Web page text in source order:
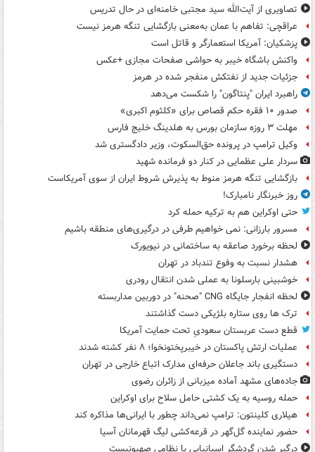
تصاویری از آیت‌الله سید مجتبی خامنه‌ای در حال تدریس
عراقچی: تفاهم با عمان به‌معنی بازگشایی تنگه هرمز نیست
پزشکیان: آمریکا استعمارگر و قاتل است
واکنش باشگاه خیبر به حواشی صفحات مجازی +عکس
جزئیات جدید از نفتکش منفجر شده در هرمز
راهبرد ایران "پنتاگون" را شکست می‌دهد
صدور ۱۰ فقره حکم قصاص برای «کلثوم اکبری»
مهلت ۳ روزه سازمان بورس به هلدینگ خلیج فارس
وکیل ترامپ در پرونده حق‌السکوت، وزیر دادگستری شد
سردار علی عظمایی در کنار دو فرمانده شهید
بازگشایی تنگه هرمز منوط به پذیرش شروط ایران از سوی آمریکاست
روز خبرنگار نامبارک!
حتی اوکراین هم به ترکیه حمله کرد
مسرور بارزانی: نمی خواهیم طرفی در درگیری‌های منطقه باشیم
لحظه برخورد صاعقه به ساختمانی در نیویورک
هشدار نسبت به وفوع تندباد در تهران
خوشبینی بارسلونا به عملی شدن انتقال رودری
لحظه انفجار جایگاه CNG "صحنه" در دوربین مداربسته
ترک ها روی ستاره بلژیکی دست گذاشتند
قطع دست عربستان سعودیِ تحت حمایت آمریکا
عملیات ارتش پاکستان در خیبرپختونخوا؛ ۸ نفر کشته شدند
دستگیری باند جاعلان حرفه‌ای مدارک اتباع خارجی در تهران
جاده‌های مشهد آماده میزبانی از زائران رضوی
حمله روسیه به یک کشتی حامل سلاح برای اوکراین
هیلاری کلینتون: ترامپ نمی‌داند چطور با ایرانی‌ها مذاکره کند
حضور نماینده گل‌گهر در قرعه‌کشی لیگ قهرمانان آسیا
درگیر شدن گردشگر اسپانیایی با نظامی صهیونیست